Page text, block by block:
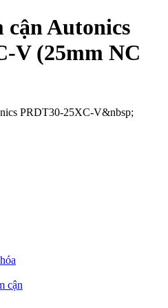
cận Autonics
V (25mm NC
PRDT30-25XC-V&nbsp;
cận